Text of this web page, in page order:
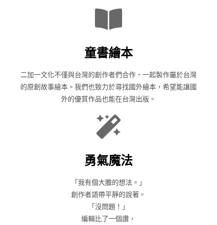
童書繪本
二加一文化不僅與台灣的創作者們合作，一起製作屬於台灣
的原創故事繪本。我們也致力於尋找國外繪本，希望能讓國
外的優質作品也能在台灣出版。
勇氣魔法
「我有個大膽的想法。」
創作者語帶平靜的說著。
「沒問題！」
編輯比了一個讚，